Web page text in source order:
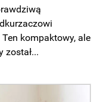
kompaktowy, ale
został...